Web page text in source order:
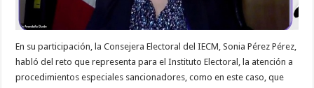
En su participación, la Consejera Electoral del IECM, Sonia Pérez Pérez,
habló del reto que representa para el Instituto Electoral, la atención a
procedimientos especiales sancionadores, como en este caso, que